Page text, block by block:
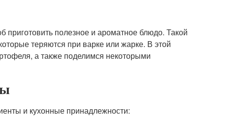
приготовить полезное и ароматное блюдо. Такой
теряются при варке или жарке. В этой
а также поделимся некоторыми
и кухонные принадлежности: